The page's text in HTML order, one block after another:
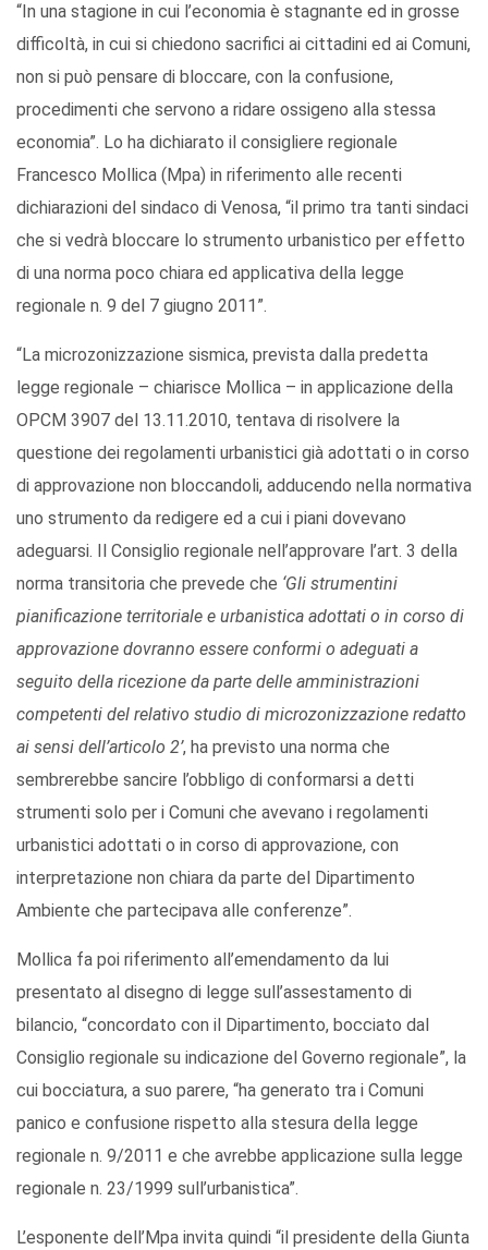
“In una stagione in cui l’economia è stagnante ed in grosse
difficoltà, in cui si chiedono sacrifici ai cittadini ed ai Comuni,
non si può pensare di bloccare, con la confusione,
procedimenti che servono a ridare ossigeno alla stessa
economia”. Lo ha dichiarato il consigliere regionale
Francesco Mollica (Mpa) in riferimento alle recenti
dichiarazioni del sindaco di Venosa, “il primo tra tanti sindaci
che si vedrà bloccare lo strumento urbanistico per effetto
di una norma poco chiara ed applicativa della legge
regionale n. 9 del 7 giugno 2011”.
“La microzonizzazione sismica, prevista dalla predetta
legge regionale – chiarisce Mollica – in applicazione della
OPCM 3907 del 13.11.2010, tentava di risolvere la
questione dei regolamenti urbanistici già adottati o in corso
di approvazione non bloccandoli, adducendo nella normativa
uno strumento da redigere ed a cui i piani dovevano
adeguarsi. Il Consiglio regionale nell’approvare l’art. 3 della
norma transitoria che prevede che ‘Gli strumentini
pianificazione territoriale e urbanistica adottati o in corso di
approvazione dovranno essere conformi o adeguati a
seguito della ricezione da parte delle amministrazioni
competenti del relativo studio di microzonizzazione redatto
ai sensi dell’articolo 2’, ha previsto una norma che
sembrerebbe sancire l’obbligo di conformarsi a detti
strumenti solo per i Comuni che avevano i regolamenti
urbanistici adottati o in corso di approvazione, con
interpretazione non chiara da parte del Dipartimento
Ambiente che partecipava alle conferenze”.
Mollica fa poi riferimento all’emendamento da lui
presentato al disegno di legge sull’assestamento di
bilancio, “concordato con il Dipartimento, bocciato dal
Consiglio regionale su indicazione del Governo regionale”, la
cui bocciatura, a suo parere, “ha generato tra i Comuni
panico e confusione rispetto alla stesura della legge
regionale n. 9/2011 e che avrebbe applicazione sulla legge
regionale n. 23/1999 sull’urbanistica”.
L’esponente dell’Mpa invita quindi “il presidente della Giunta